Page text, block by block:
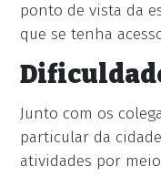
ponto de vista da
que se tenha
Junto com os
particular da
atividades por